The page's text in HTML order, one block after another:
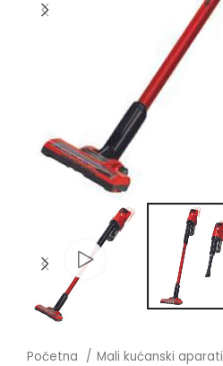
Početna Mali kućanski aparati